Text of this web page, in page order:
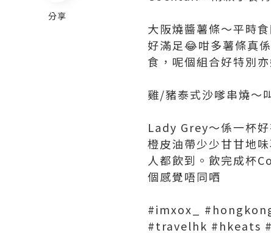
大阪燒醬薯條～平時
好滿足😂咁多薯條真
食，呢個組合好特別
雞/豬泰式沙嗲串燒～
Lady Grey～係一杯
橙皮油帶少少甘甘地
人都飲到。飲完成杯
個感覺唔同哂
#imxox_
#travelhk #hkeats #
分享